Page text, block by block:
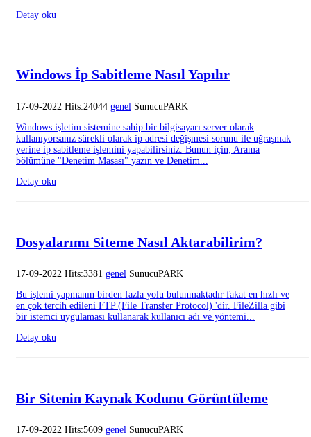
Detay oku
Windows İp Sabitleme Nasıl Yapılır
17-09-2022 Hits:24044 genel SunucuPARK
Windows işletim sistemine sahip bir bilgisayarı server olarak
kullanıyorsanız sürekli olarak ip adresi değişmesi sorunu ile uğraşmak
yerine ip sabitleme işlemini yapabilirsiniz. Bunun için; Arama
bölümüne "Denetim Masası" yazın ve Denetim...
Detay oku
Dosyalarımı Siteme Nasıl Aktarabilirim?
17-09-2022 Hits:3381 genel SunucuPARK
Bu işlemi yapmanın birden fazla yolu bulunmaktadır fakat en hızlı ve
en çok tercih edileni FTP (File Transfer Protocol) 'dir. FileZilla gibi
bir istemci uygulaması kullanarak kullanıcı adı ve yöntemi...
Detay oku
Bir Sitenin Kaynak Kodunu Görüntüleme
17-09-2022 Hits:5609 genel SunucuPARK